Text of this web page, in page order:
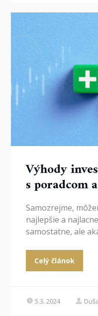
Výhody
s poradcom
Samozrejme,
najlepšie a
samostatne, ale
Celý článok
5.3. 2024